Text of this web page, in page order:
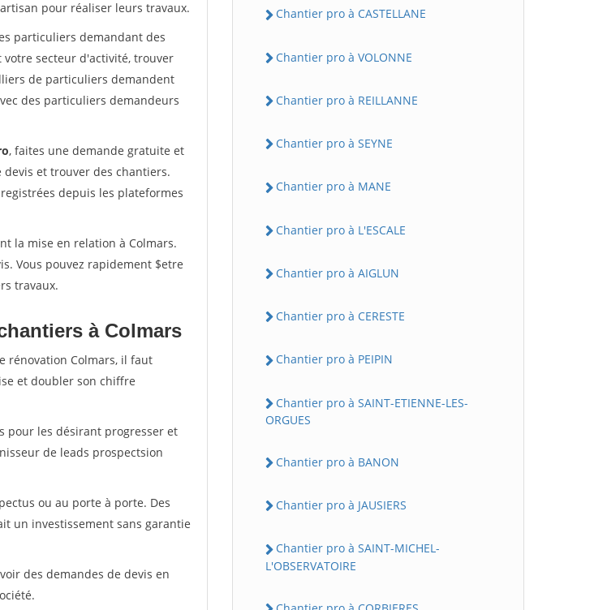
pour réaliser leurs travaux.
particuliers demandant des
secteur d'activité, trouver
de particuliers demandent
des particuliers demandeurs
, faites une demande gratuite et
et trouver des chantiers.
depuis les plateformes
la mise en relation à Colmars.
Vous pouvez rapidement $etre
travaux.
à Colmars
rénovation Colmars, il faut
et doubler son chiffre
pour les désirant progresser et
de leads prospectsion
ou au porte à porte. Des
un investissement sans garantie
des demandes de devis en
Chantier pro à CASTELLANE
Chantier pro à VOLONNE
Chantier pro à REILLANNE
Chantier pro à SEYNE
Chantier pro à MANE
Chantier pro à L'ESCALE
Chantier pro à AIGLUN
Chantier pro à CERESTE
Chantier pro à PEIPIN
Chantier pro à SAINT-ETIENNE-LES-
ORGUES
Chantier pro à BANON
Chantier pro à JAUSIERS
Chantier pro à SAINT-MICHEL-
L'OBSERVATOIRE